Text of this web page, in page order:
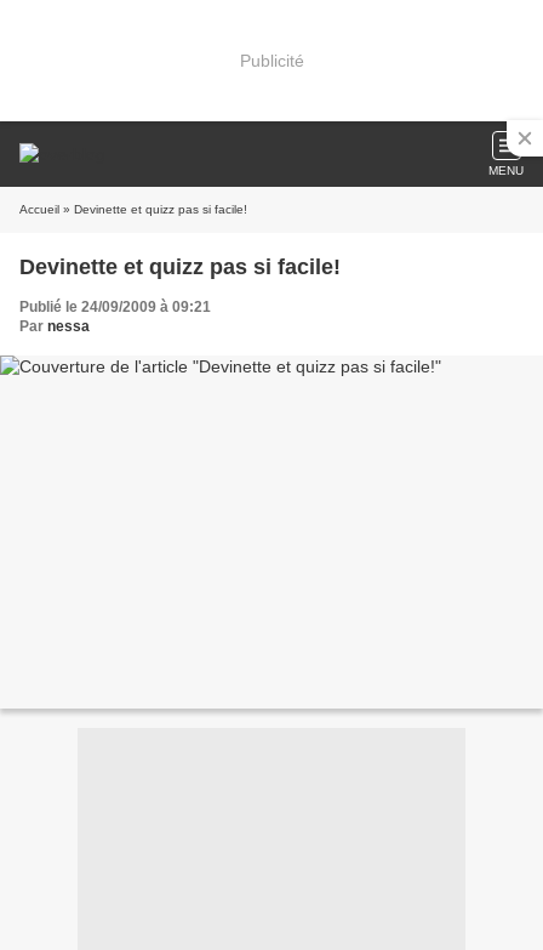
Publicité
MENU
Accueil » Devinette et quizz pas si facile!
Devinette et quizz pas si facile!
Publié le 24/09/2009 à 09:21
Par nessa